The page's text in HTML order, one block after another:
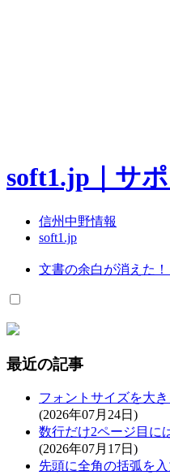
soft1.jp｜サ
信州中野情報
soft1.jp
文書の余白が消えた！
最近の記事
フォントサイズを大
(2026年07月24日)
数行だけ2ページ目に
(2026年07月17日)
先頭に全角の括弧を